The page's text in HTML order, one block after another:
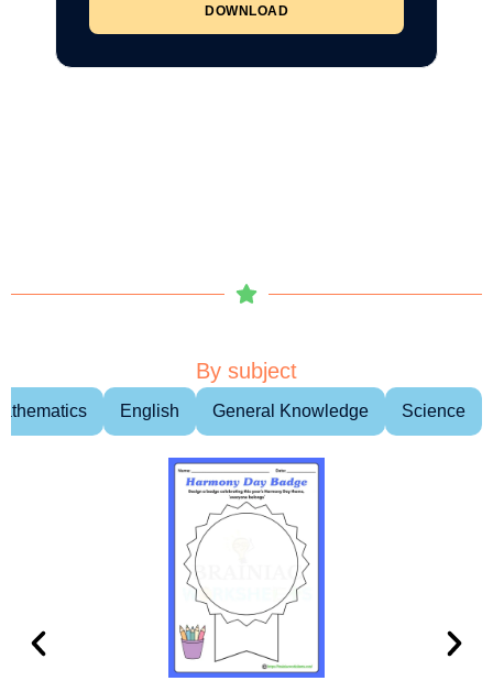
DOWNLOAD
By subject
English General Knowledge Science